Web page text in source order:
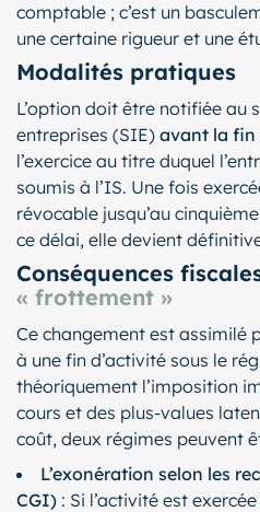
comptable ; c’est un
une certaine rigueur et une
Modalités pratiques
L’option doit être notifiée au
entreprises (SIE) avant la fin
l’exercice au titre duquel
soumis à l’IS. Une fois
révocable jusqu’au
ce délai, elle devient
Conséquences
« frottement »
Ce changement est assimilé
à une fin d’activité sous le
théoriquement l’imposition
cours et des plus-values
coût, deux régimes peuvent
L’exonération selon les
CGI) : Si l’activité est